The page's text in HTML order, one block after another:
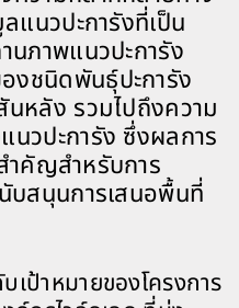
แนวปะการังที่เป็น
นภาพแนวปะการัง
งชนิดพันธุ์ปะการัง
หลัง รวมไปถึงความ
นวปะการัง ซึ่งผลการ
ำคัญสำหรับการ
บสนุนการเสนอพื้นที่
ป้าหมายของโครงการ